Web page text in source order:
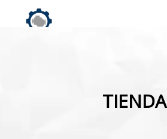
TIENDA